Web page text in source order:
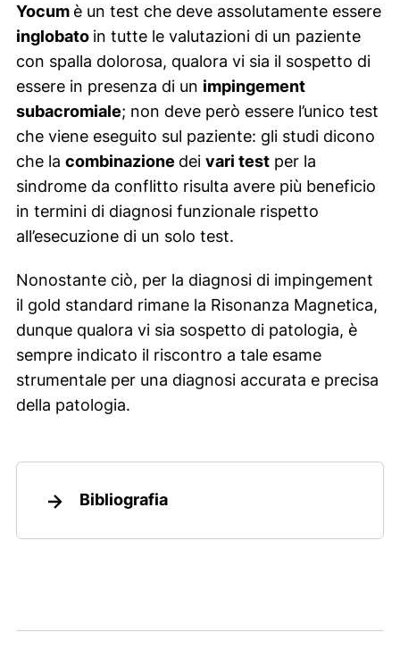
Yocum è un test che deve assolutamente essere
inglobato in tutte le valutazioni di un paziente
con spalla dolorosa, qualora vi sia il sospetto di
essere in presenza di un impingement
subacromiale; non deve però essere l’unico test
che viene eseguito sul paziente: gli studi dicono
che la combinazione dei vari testper la
sindrome da conflitto risulta avere più beneficio
in termini di diagnosi funzionale rispetto
all’esecuzione di un solo test.
Nonostante ciò, per la diagnosi di impingement
il gold standard rimane la Risonanza Magnetica,
dunque qualora vi sia sospetto di patologia, è
sempre indicato il riscontro a tale esame
strumentale per una diagnosi accurata e precisa
della patologia.
Bibliografia